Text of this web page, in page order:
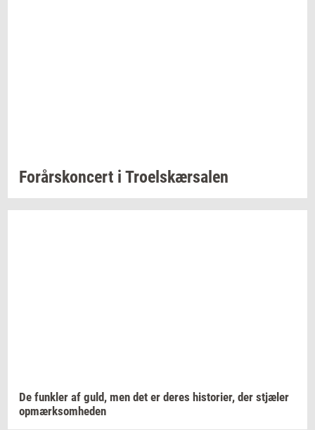
For­års­kon­cert i Tro­elskær­sa­len
De funk­ler af guld, men det er deres hi­sto­ri­er, der stjæ­ler
op­mærk­som­he­den